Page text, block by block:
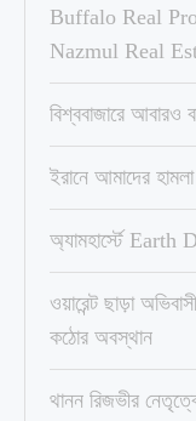
Buffalo Real
Nazmul Real
বিশ্ববাজারে আবারও
ইরানে আমাদের
অ্যামহার্স্টে Earth
ওয়ারেন্ট ছাড়া
কঠোর অবস্থান
থানন রিজভীর